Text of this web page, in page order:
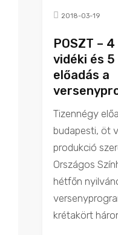
2018-03-19
POSZT –
vidéki és
előadás a
Tizennégy
budapesti, öt
produkció
Országos
hétfőn
krétakört